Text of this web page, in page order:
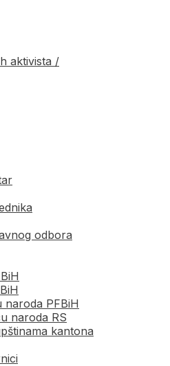
aktivista /
odbora
naroda PFBiH
naroda RS
kantona